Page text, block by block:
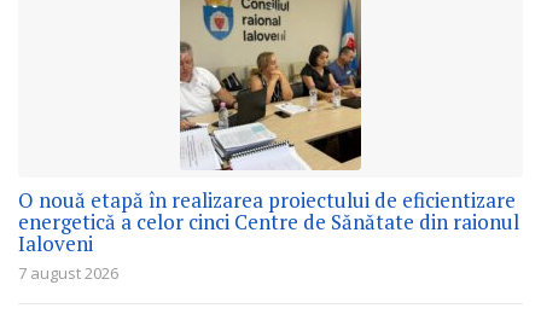
O nouă etapă în realizarea proiectului de eficientizare
energetică a celor cinci Centre de Sănătate din raionul
Ialoveni
7 august 2026